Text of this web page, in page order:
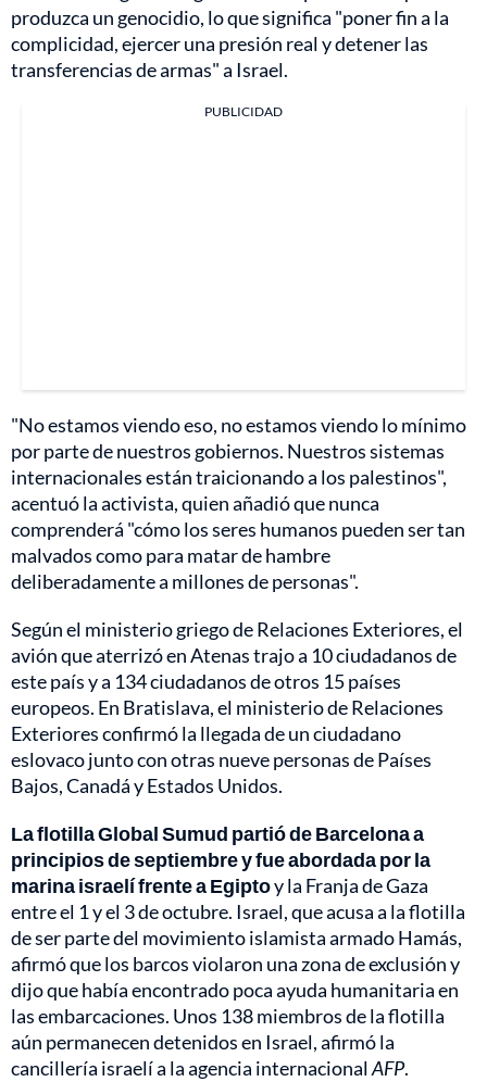
produzca un genocidio, lo que significa "poner fin a la
complicidad, ejercer una presión real y detener las
transferencias de armas" a Israel.
PUBLICIDAD
"No estamos viendo eso, no estamos viendo lo mínimo
por parte de nuestros gobiernos. Nuestros sistemas
internacionales están traicionando a los palestinos",
acentuó la activista, quien añadió que nunca
comprenderá "cómo los seres humanos pueden ser tan
malvados como para matar de hambre
deliberadamente a millones de personas".
Según el ministerio griego de Relaciones Exteriores, el
avión que aterrizó en Atenas trajo a 10 ciudadanos de
este país y a 134 ciudadanos de otros 15 países
europeos. En Bratislava, el ministerio de Relaciones
Exteriores confirmó la llegada de un ciudadano
eslovaco junto con otras nueve personas de Países
Bajos, Canadá y Estados Unidos.
La flotilla Global Sumud partió de Barcelona a
principios de septiembre y fue abordada por la
marina israelí frente a Egiptoy la Franja de Gaza
entre el 1 y el 3 de octubre. Israel, que acusa a la flotilla
de ser parte del movimiento islamista armado Hamás,
afirmó que los barcos violaron una zona de exclusión y
dijo que había encontrado poca ayuda humanitaria en
las embarcaciones. Unos 138 miembros de la flotilla
aún permanecen detenidos en Israel, afirmó la
cancillería israelí a la agencia internacionalAFP.